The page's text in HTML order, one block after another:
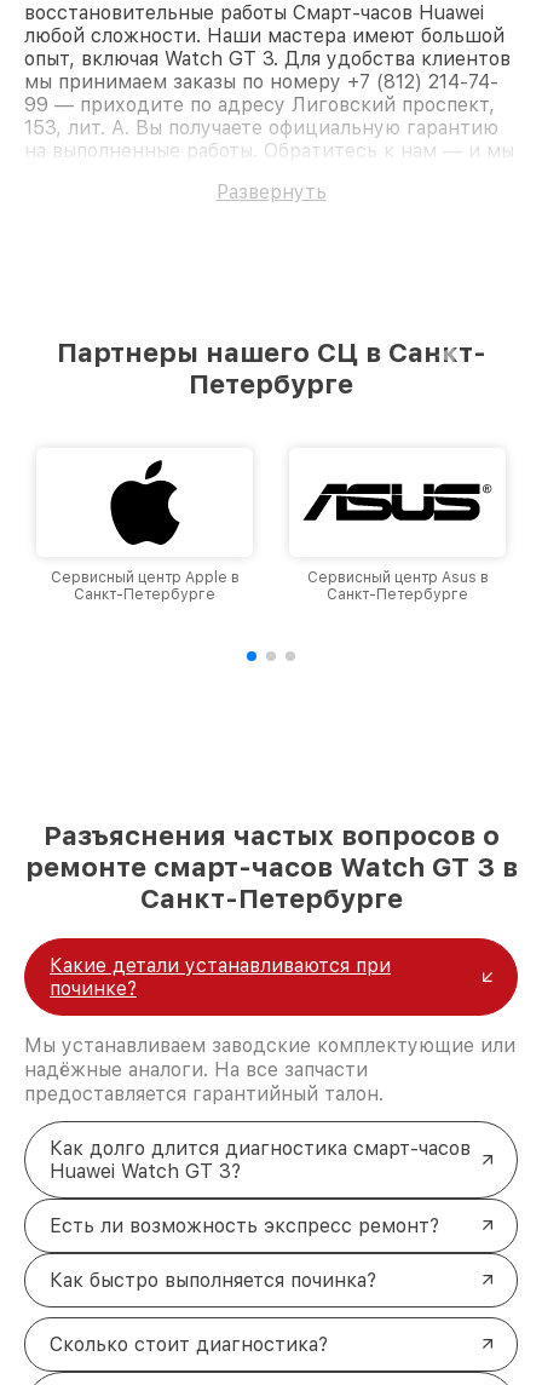
восстановительные работы Смарт-часов Huawei
любой сложности. Наши мастера имеют большой
опыт, включая Watch GT 3. Для удобства клиентов
мы принимаем заказы по номеру +7 (812) 214-74-
99 — приходите по адресу Лиговский проспект,
153, лит. А. Вы получаете официальную гарантию
на выполненные работы. Обратитесь к нам — и мы
Развернуть
Партнеры нашего СЦ в Санкт-
Петербурге
Сервисный центр Apple в
Санкт-Петербурге
Сервисный центр Asus в
Санкт-Петербурге
Разъяснения частых вопросов о
ремонте смарт-часов Watch GT 3 в
Санкт-Петербурге
Какие детали устанавливаются при
починке?
Мы устанавливаем заводские комплектующие или
надёжные аналоги. На все запчасти
предоставляется гарантийный талон.
Как долго длится диагностика смарт-часов
Huawei Watch GT 3?
Есть ли возможность экспресс ремонт?
Как быстро выполняется починка?
Сколько стоит диагностика?